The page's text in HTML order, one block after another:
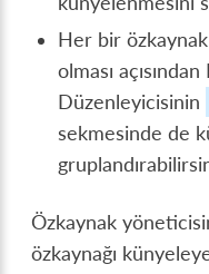
Her bir
olması açısından
Düzenleyicisinin
sekmesinde de
Özkaynak
özkaynağı